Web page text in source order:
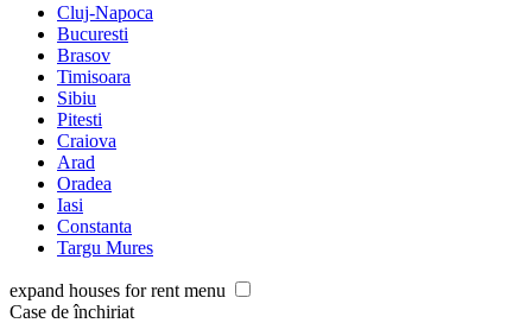
Cluj-Napoca
Bucuresti
Brasov
Timisoara
Sibiu
Pitesti
Craiova
Arad
Oradea
Iasi
Constanta
Targu Mures
expand houses for rent menu
Case de închiriat